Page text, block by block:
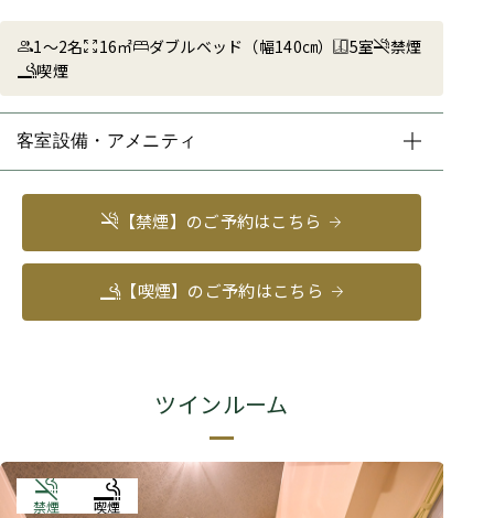
1～2名 16㎡ ダブルベッド（幅140㎝） 5室
禁煙
喫煙
客室設備・アメニティ
【禁煙】のご予約はこちら
【喫煙】のご予約はこちら
ツインルーム
禁煙 喫煙